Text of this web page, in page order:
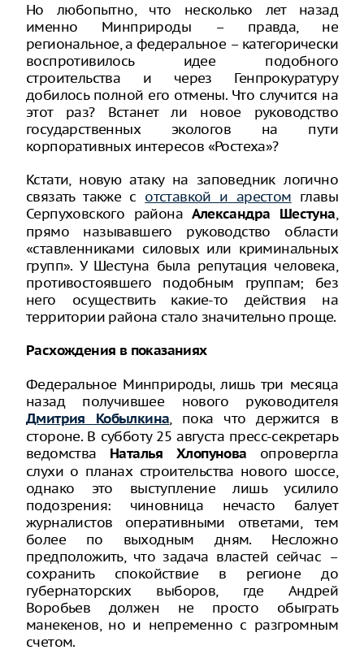
Но любопытно, что несколько лет назад
именно Минприроды – правда, не
региональное, а федеральное – категорически
воспротивилось идее подобного
строительства и через Генпрокуратуру
добилось полной его отмены. Что случится на
этот раз? Встанет ли новое руководство
государственных экологов на пути
корпоративных интересов «Ростеха»?
Кстати, новую атаку на заповедник логично
связать также с отставкой и арестом главы
Серпуховского районаАлександра Шестуна,
прямо называвшего руководство области
«ставленниками силовых или криминальных
групп». У Шестуна была репутация человека,
противостоявшего подобным группам; без
него осуществить какие-то действия на
территории района стало значительно проще.
Расхождения в показаниях
Федеральное Минприроды, лишь три месяца
назад получившее нового руководителя
Дмитрия Кобылкина, пока что держится в
стороне. В субботу 25 августа пресс-секретарь
ведомства
Наталья Хлопунова опровергла
слухи о планах строительства нового шоссе,
однако это выступление лишь усилило
подозрения: чиновница нечасто балует
журналистов оперативными ответами, тем
более по выходным дням. Несложно
предположить, что задача властей сейчас –
сохранить спокойствие в регионе до
губернаторских выборов, где Андрей
Воробьев должен не просто обыграть
манекенов, но и непременно с разгромным
счетом.